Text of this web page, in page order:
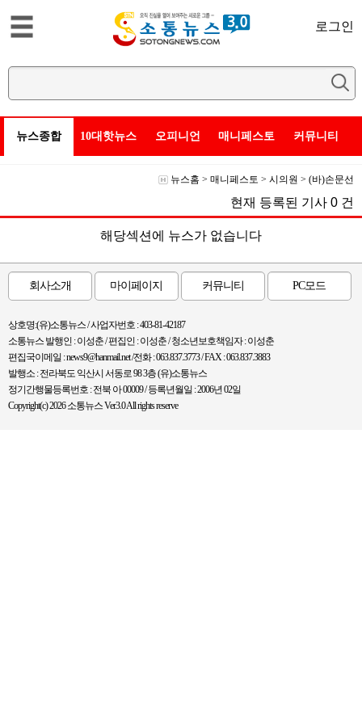
로그인
뉴스종합 10대핫뉴스 오피니언 매니페스토 커뮤니티
뉴스홈 > 매니페스토 > 시의원 > (바)손문선
현재 등록된 기사 0 건
해당섹션에 뉴스가 없습니다
회사소개 마이페이지 커뮤니티 PC모드
상호명:(유)소통뉴스 / 사업자번호 : 403-81-42187
소통뉴스 발행인 : 이성춘 / 편집인 : 이성춘 / 청소년보호책임자 : 이성춘
편집국이메일 : news9@hanmail.net /전화 : 063.837.3773 / FAX : 063.837.3883
발행소 : 전라북도 익산시 서동로 98 3층 (유)소통뉴스
정기간행물등록번호 : 전북 아 00009 / 등록년월일 : 2006년 02일
Copyright(c) 2026 소통뉴스 Ver3.0 All rights reserve